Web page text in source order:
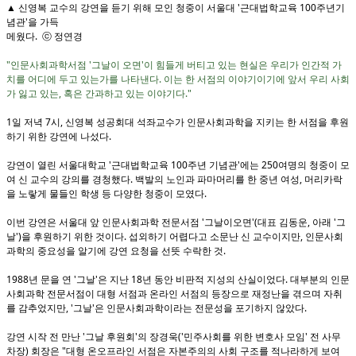
▲ 신영복 교수의 강연을 듣기 위해 모인 청중이 서울대 '근대법학교육 100주년기
념관'을 가득
메웠다. ⓒ 정연경
"인문사회과학서점 '그날이 오면'이 힘들게 버티고 있는 현실은 우리가 인간적 가
치를 어디에 두고 있는가를 나타낸다. 이는 한 서점의 이야기이기에 앞서 우리 사회
가 잃고 있는, 혹은 간과하고 있는 이야기다."
1일 저녁 7시, 신영복 성공회대 석좌교수가 인문사회과학을 지키는 한 서점을 후원
하기 위한 강연에 나섰다.
강연이 열린 서울대학교 '근대법학교육 100주년 기념관'에는 250여명의 청중이 모
여 신 교수의 강의를 경청했다. 백발의 노인과 파마머리를 한 중년 여성, 머리카락
을 노랗게 물들인 학생 등 다양한 청중이 모였다.
이번 강연은 서울대 앞 인문사회과학 전문서점 '그날이오면'(대표 김동운, 아래 '그
날')을 후원하기 위한 것이다. 섭외하기 어렵다고 소문난 신 교수이지만, 인문사회
과학의 중요성을 알기에 강연 요청을 선뜻 수락한 것.
1988년 문을 연 '그날'은 지난 18년 동안 비판적 지성의 산실이었다. 대부분의 인문
사회과학 전문서점이 대형 서점과 온라인 서점의 등장으로 재정난을 겪으며 자취
를 감추었지만, '그날'은 인문사회과학이라는 전문성을 포기하지 않았다.
강연 시작 전 만난 '그날 후원회'의 장경욱('민주사회를 위한 변호사 모임' 전 사무
차장) 회장은 "대형 온오프라인 서점은 자본주의의 사회 구조를 적나라하게 보여